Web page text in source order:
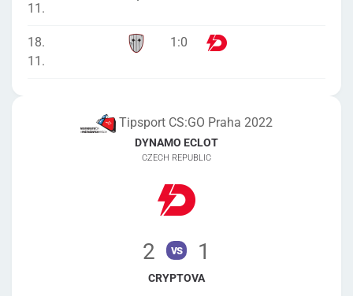
11.
18.
11.
1 :0
Tipsport CS:GO Praha 2022
DYNAMO ECLOT
CZECH REPUBLIC
2 vs 1
CRYPTOVA